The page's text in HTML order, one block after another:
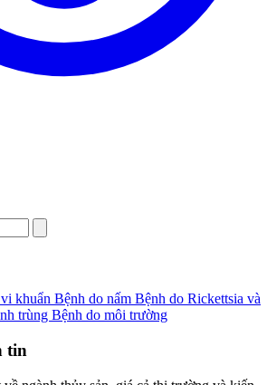
khuẩn Bệnh do nấm Bệnh do Rickettsia và
trùng Bệnh do môi trường
tin